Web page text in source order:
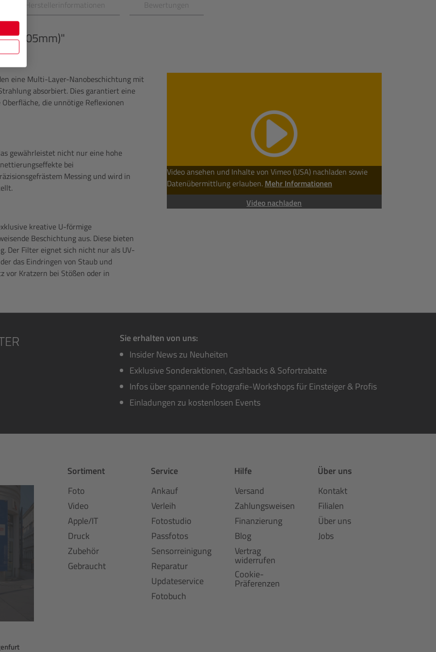
Herstellerinformationen Bewertungen
(105mm)"
eine Multi-Layer-Nanobeschichtung mit
absorbiert. Dies garantiert eine
die unnötige Reflexionen
gewährleistet nicht nur eine hohe
bei
Messing und wird in
kreative U-förmige
Beschichtung aus. Diese bieten
Der Filter eignet sich nicht nur als UV-
das Eindringen von Staub und
vor Kratzern bei Stößen oder in
Video ansehen und Inhalte von Vimeo (USA) nachladen sowie
Datenübermittlung erlauben. Mehr Informationen
Video nachladen
Sie erhalten von uns:
Insider News zu Neuheiten
Exklusive Sonderaktionen, Cashbacks & Sofortrabatte
Infos über spannende Fotografie-Workshops für Einsteiger & Profis
Einladungen zu kostenlosen Events
Sortiment
Foto
Video
Apple/IT
Druck
Zubehör
Gebraucht
Service
Ankauf
Verleih
Fotostudio
Passfotos
Sensorreinigung
Reparatur
Updateservice
Fotobuch
Hilfe
Versand
Zahlungsweisen
Finanzierung
Blog
Vertrag
widerrufen
Cookie-
Präferenzen
Über uns
Kontakt
Filialen
Über uns
Jobs